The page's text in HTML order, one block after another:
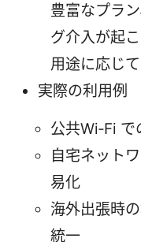
豊富なプラ
グ介入が起
用途に応じ
実際の利用例
公共Wi‑Fi
自宅ネット
易化
海外出張時
統一